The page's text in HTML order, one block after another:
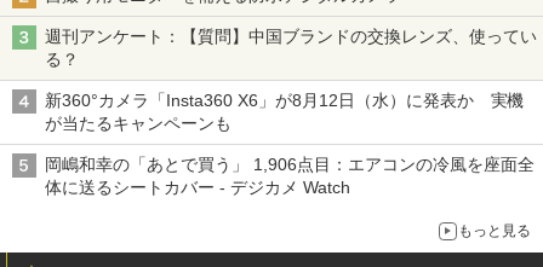
週刊アンケート：【質問】中国ブランドの交換レンズ、使ってい
る？
新360°カメラ「Insta360 X6」が8月12日（水）に発表か 実機
が当たるキャンペーンも
岡嶋和幸の「あとで買う」 1,906点目：エアコンの冷風を座面全
体に送るシートカバー - デジカメ Watch
もっと見る